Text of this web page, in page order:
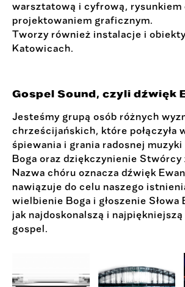
warsztatową i cyfrową, rysunkiem
projektowaniem graficznym.
Tworzy również instalacje i
Katowicach.
Gospel Sound, czyli dźwięk
Jesteśmy grupą osób różnych
chrześcijańskich, które połączyła
śpiewania i grania radosnej muzyki
Boga oraz dziękczynienie Stwórcy
Nazwa chóru oznacza dźwięk
nawiązuje do celu naszego
wielbienie Boga i głoszenie Słowa
jak najdoskonalszą i najpiękniejszą
gospel.